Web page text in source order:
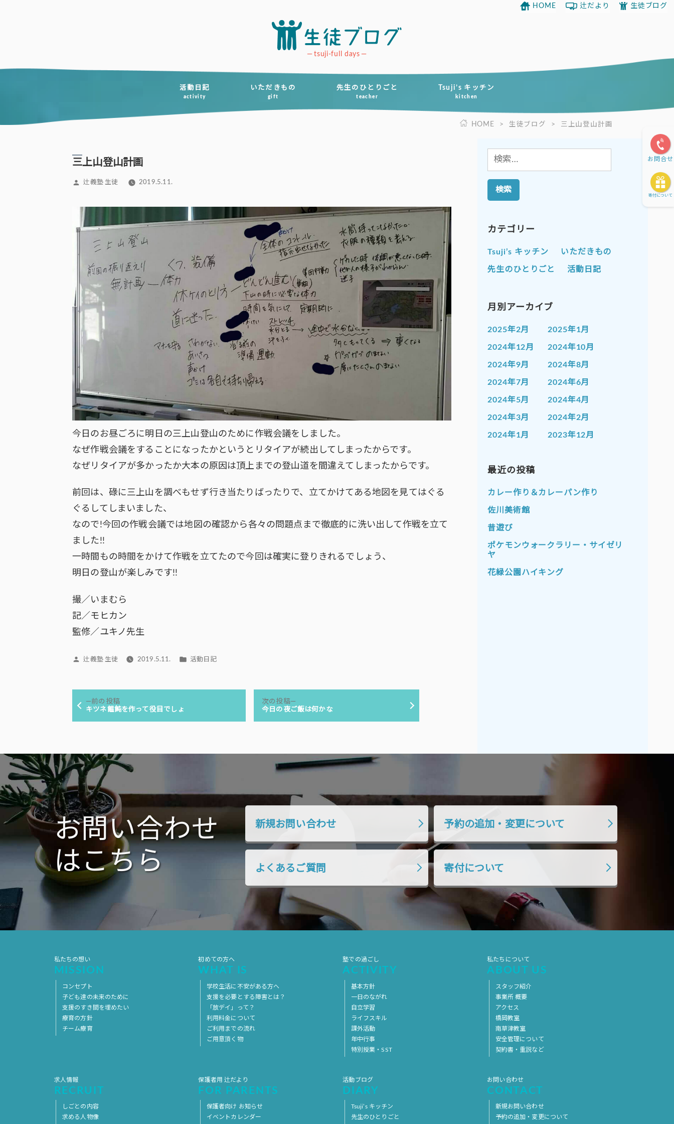
ツ
tsuji-full days
活動日記
activity
いただきもの
gift
先生のひとりごと
teacher
Tsuji’s キッチン
kitchen
HOME 辻だより 生徒ブログ
お問合せ
寄付について
HOME > 生徒ブログ > 三上山登山計画
三上山登山計画
投
辻義塾 生徒 2019.5.11.
今日のお昼ごろに明日の三上山登山のために作戦会議をしました。
なぜ作戦会議をすることになったかというとリタイアが続出してしまったからです。
なぜリタイアが多かったか大本の原因は頂上までの登山道を間違えてしまったからです。
前回は、碌に三上山を調べもせず行き当たりばったりで、立てかけてある地図を見てはぐる
ぐるしてしまいました、
なので!今回の作戦会議では地図の確認から各々の問題点まで徹底的に洗い出して作戦を立て
ました!!
一時間もの時間をかけて作戦を立てたので今回は確実に登りきれるでしょう、
明日の登山が楽しみです!!
撮／いまむら
記／モヒカン
監修／ユキノ先生
投
辻義塾 生徒 2019.5.11.
カ
活動日記
ゲ
ー
シ
ョ
ン
前の投稿前
の
キツネ饂飩を作って役目でしょ
次の投稿
次
の
今日の夜ご飯は何かな
検
索:
カテゴリー
Tsuji’s キッチン いただきもの
先生のひとりごと 活動日記
月別アーカイブ
2025年2月 2025年1月
2024年12月 2024年10月
2024年9月 2024年8月
2024年7月 2024年6月
2024年5月 2024年4月
2024年3月 2024年2月
2024年1月 2023年12月
2023年9月
2023年7月 2023年6月
2023年5月
2023年3月
2023年1月 2022年12月
2022年11月
2022年9月 2022年8月
2020年10月
2020年7月 2020年6月
2020年5月 2020年4月
2019年11月
2019年9月 2019年8月
2019年7月 2019年6月
2019年5月 2019年4月
2019年1月
2018年11月
2018年9月
2018年7月
2018年5月
2018年3月
2017年11月
2017年9月
2017年7月 2017年6月
最近の投稿
カレー作り＆カレーパン作り
佐川美術館
昔遊び
ポケモンウォークラリー・サイゼリ
ヤ
花緑公園ハイキング
お問い合わせ
はこちら
新規お問い合わせ 予約の追加・変更について
よくあるご質問 寄付について
私たちの想い
MISSION
コンセプト
子ども達の未来のために
支援のすき間を埋めたい
療育の方針
チーム療育
初めての方へ
WHAT IS
学校生活に不安がある方へ
支援を必要とする障害とは？
「放デイ」って？
利用料金について
ご利用までの流れ
ご用意頂く物
塾での過ごし
ACTIVITY
基本方針
一日のながれ
自立学習
ライフスキル
課外活動
年中行事
特別授業・SST
私たちについて
ABOUT US
スタッフ紹介
事業所 概要
アクセス
橋岡教室
南草津教室
安全管理について
契約書・重説など
求人情報
RECRUIT
しごとの内容
求める人物像
保護者用 辻だより
FOR PARENTS
保護者向け お知らせ
イベントカレンダー
活動ブログ
DIARY
Tsuji’s キッチン
先生のひとりごと
お問い合わせ
CONTACT
新規お問い合わせ
予約の追加・変更について